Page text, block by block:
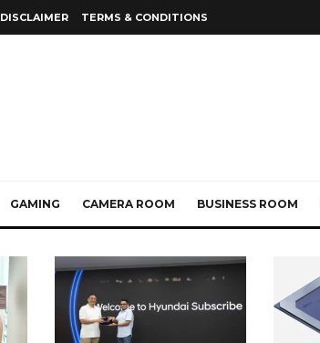
DISCLAIMER TERMS & CONDITIONS
GAMING CAMERA ROOM BUSINESS ROOM